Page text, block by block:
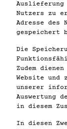
Auslieferung
Nutzers zu
Adresse des
gespeichert
Die
Zudem
Website
unserer
Auswertung
in diesem
In diesen